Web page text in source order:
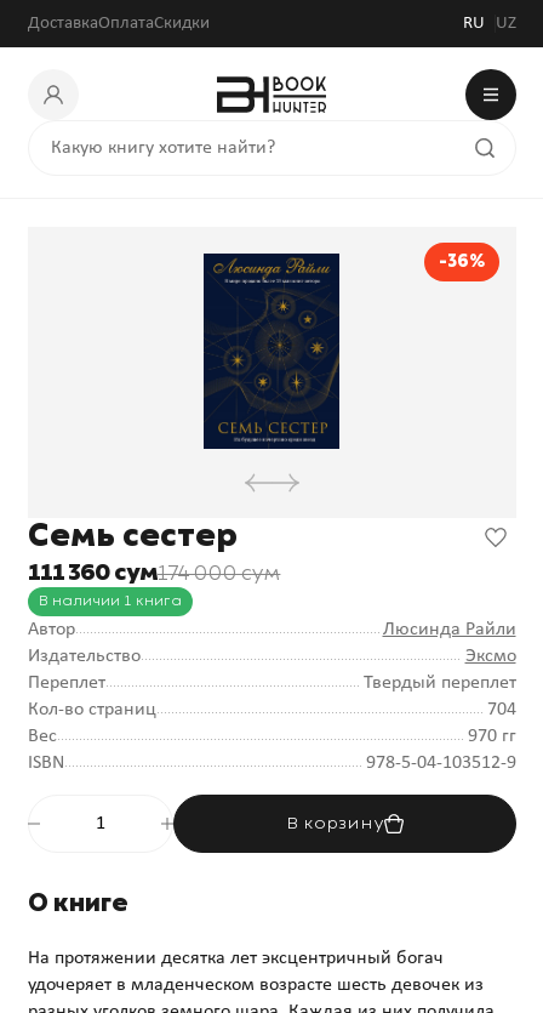
ДоставкаОплатаСкидки RU UZ
-36%
Семь сестер
111 360 сум174 000 сум
В наличии 1 книга
Автор
Люсинда Райли
Издательство
Эксмо
Переплет
Твердый переплет
Кол-во страниц
704
Вес
970 гг
ISBN
978-5-04-103512-9
В корзину
О книге
На протяжении десятка лет эксцентричный богач
удочеряет в младенческом возрасте шесть девочек из